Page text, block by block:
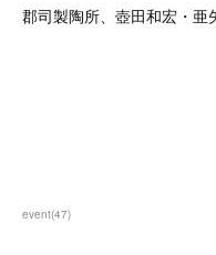
郡司製陶所、壺田和宏・亜
event(47)